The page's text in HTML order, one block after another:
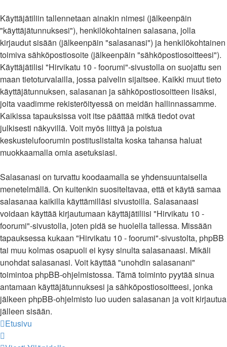
Käyttäjätiliin tallennetaan ainakin nimesi (jälkeenpäin
"käyttäjätunnuksesi"), henkilökohtainen salasana, jolla
kirjaudut sisään (jälkeenpäin "salasanasi") ja henkilökohtainen
toimiva sähköpostiosoite (jälkeenpäin "sähköpostiosoitteesi").
Käyttäjätilisi "Hirvikatu 10 - foorumi"-sivustolla on suojattu sen
maan tietoturvalailla, jossa palvelin sijaitsee. Kaikki muut tieto
käyttäjätunnuksen, salasanan ja sähköpostiosoitteen lisäksi,
joita vaadimme rekisteröityessä on meidän hallinnassamme.
Kaikissa tapauksissa voit itse päättää mitkä tiedot ovat
julkisesti näkyvillä. Voit myös liittyä ja poistua
keskustelufoorumin postituslistalta koska tahansa haluat
muokkaamalla omia asetuksiasi.
Salasanasi on turvattu koodaamalla se yhdensuuntaisella
menetelmällä. On kuitenkin suositeltavaa, että et käytä samaa
salasanaa kaikilla käyttämilläsi sivustoilla. Salasanaasi
voidaan käyttää kirjautumaan käyttäjätiliisi "Hirvikatu 10 -
foorumi"-sivustolla, joten pidä se huolella tallessa. Missään
tapauksessa kukaan "Hirvikatu 10 - foorumi"-sivustolta, phpBB
tai muu kolmas osapuoli ei kysy sinulta salasanaasi. Mikäli
unohdat salasanasi. Voit käyttää "unohdin salasanani"
toimintoa phpBB-ohjelmistossa. Tämä toiminto pyytää sinua
antamaan käyttäjätunnuksesi ja sähköpostiosoitteesi, jonka
jälkeen phpBB-ohjelmisto luo uuden salasanan ja voit kirjautua
jälleen sisään.
Etusivu